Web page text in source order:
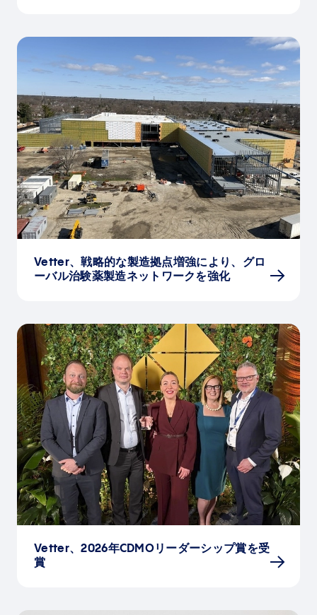
Vetter、戦略的な製造拠点増強により、グロ
ーバル治験薬製造ネットワークを強化
Vetter、2026年CDMOリーダーシップ賞を受
賞